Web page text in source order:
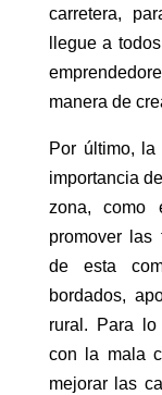
carretera,
llegue a
manera de
Por último,
importancia
zona, como
promover las
de esta
bordados,
rural. Para
con la mala
mejorar las